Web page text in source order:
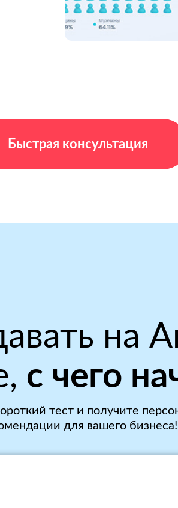
Быстрая консультация
на
с чего
тест и получите
для вашего бизнеса!